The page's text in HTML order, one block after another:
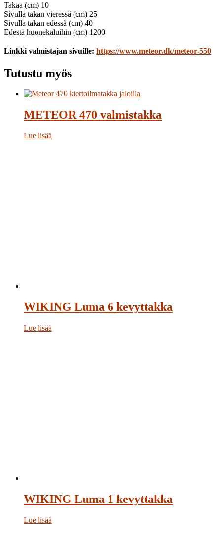
Takaa (cm) 10
Sivulla takan vieressä (cm) 25
Sivulla takan edessä (cm) 40
Edestä huonekaluihin (cm) 1200
Linkki valmistajan sivuille: https://www.meteor.dk/meteor-550
Tutustu myös
METEOR 470 valmistakka
Lue lisää
WIKING Luma 6 kevyttakka
Lue lisää
WIKING Luma 1 kevyttakka
Lue lisää